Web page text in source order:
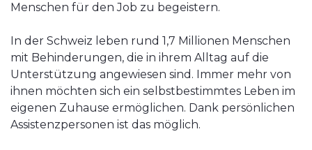
Menschen für den Job zu begeistern.
In der Schweiz leben rund 1,7 Millionen Menschen
mit Behinderungen, die in ihrem Alltag auf die
Unterstützung angewiesen sind. Immer mehr von
ihnen möchten sich ein selbstbestimmtes Leben im
eigenen Zuhause ermöglichen. Dank persönlichen
Assistenzpersonen ist das möglich.